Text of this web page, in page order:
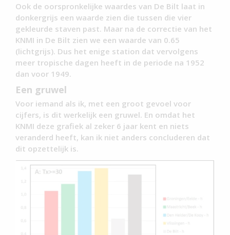
Ook de oorspronkelijke waardes van De Bilt laat in
donkergrijs een waarde zien die tussen die vier
gekleurde staven past. Maar na de correctie van het
KNMI in De Bilt zien we een waarde van 0.65
(lichtgrijs). Dus het enige station dat vervolgens
meer tropische dagen heeft in de periode na 1952
dan voor 1949.
Een gruwel
Voor iemand als ik, met een groot gevoel voor
cijfers, is dit werkelijk een gruwel. En omdat het
KNMI deze grafiek al zeker 6 jaar kent en niets
veranderd heeft, kan ik niet anders concluderen dat
dit opzettelijk is.